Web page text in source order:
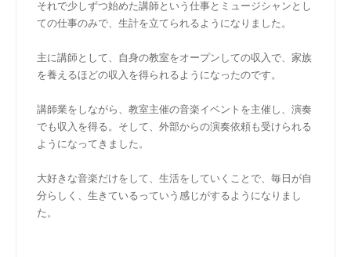
それで少しずつ始めた講師という仕事とミュージシャンとし
ての仕事のみで、生計を立てられるようになりました。
主に講師として、自身の教室をオープンしての収入で、家族
を養えるほどの収入を得られるようになったのです。
講師業をしながら、教室主催の音楽イベントを主催し、演奏
でも収入を得る。そして、外部からの演奏依頼も受けられる
ようになってきました。
大好きな音楽だけをして、生活をしていくことで、毎日が自
分らしく、生きているっていう感じがするようになりまし
た。